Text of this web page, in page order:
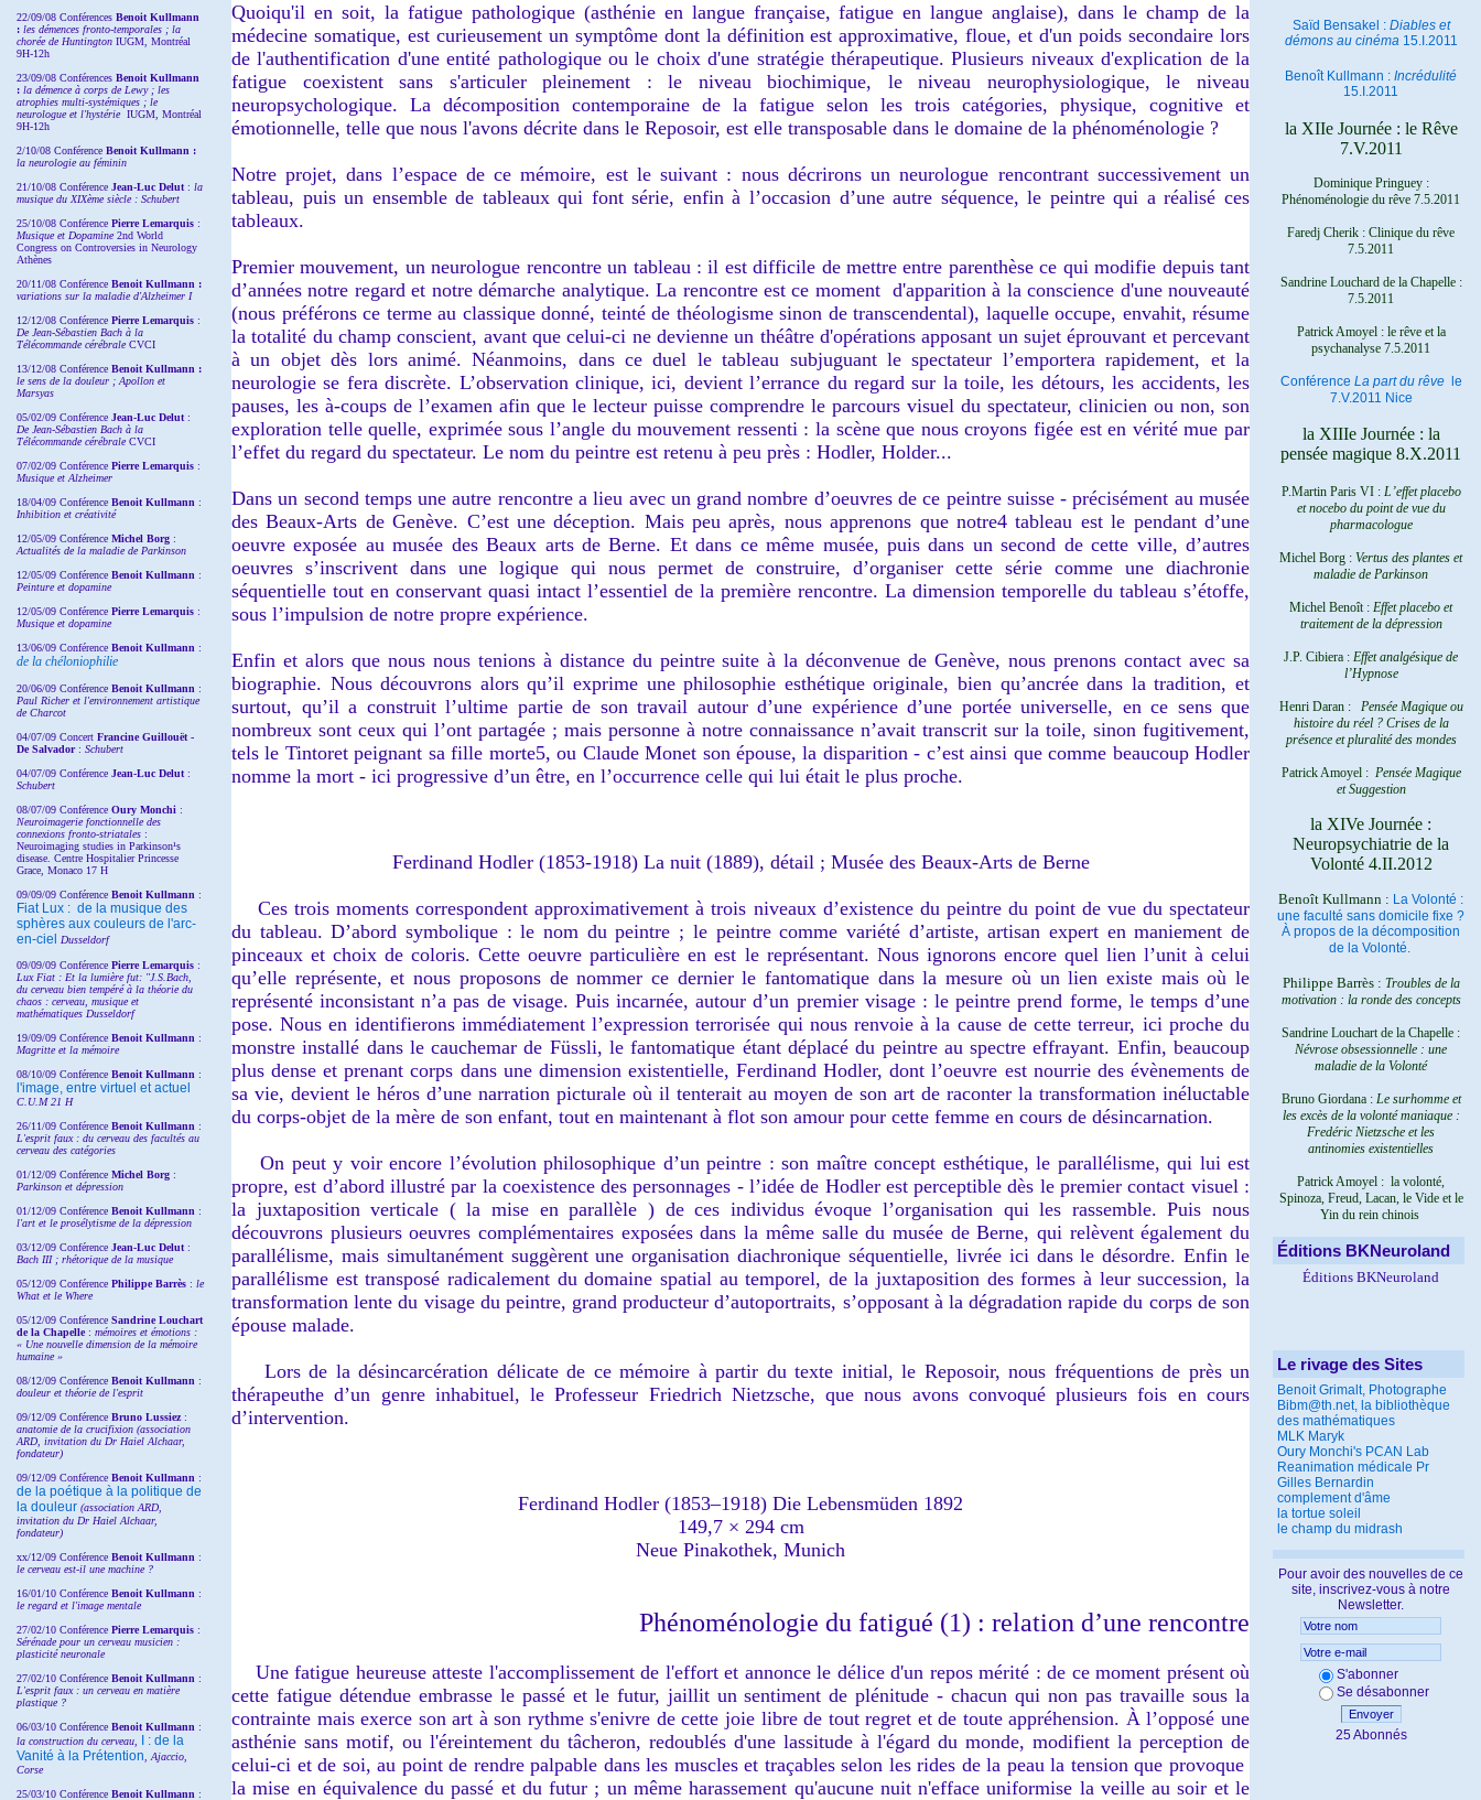
22/09/08 Conférences Benoit Kullmann
: les démences fronto-temporales ; la
chorée de Huntington IUGM, Montréal
9H-12h
23/09/08 Conférences Benoit Kullmann
: la démence à corps de Lewy ; les
atrophies multi-systémiques ; le
neurologue et l'hystérie IUGM, Montréal
9H-12h
2/10/08 Conférence Benoit Kullmann :
la neurologie au féminin
21/10/08 Conférence Jean-Luc Delut : la
musique du XIXème siècle : Schubert
25/10/08 Conférence Pierre Lemarquis :
Musique et Dopamine2nd World
Congress on Controversies in Neurology
Athènes
20/11/08 Conférence Benoit Kullmann :
variations sur la maladie d'Alzheimer I
12/12/08 Conférence Pierre Lemarquis :
De Jean-Sébastien Bach à la
Télécommande cérébraleCVCI
13/12/08 Conférence Benoit Kullmann :
le sens de la douleur ; Apollon et
Marsyas
05/02/09 Conférence Jean-Luc Delut :
De Jean-Sébastien Bach à la
Télécommande cérébraleCVCI
07/02/09 Conférence Pierre Lemarquis :
Musique et Alzheimer
18/04/09 Conférence Benoit Kullmann :
Inhibition et créativité
12/05/09 Conférence Michel Borg :
Actualités de la maladie de Parkinson
12/05/09 Conférence Benoit Kullmann :
Peinture et dopamine
12/05/09 Conférence Pierre Lemarquis :
Musique et dopamine
13/06/09 Conférence Benoit Kullmann :
de la chéloniophilie
20/06/09 Conférence Benoit Kullmann :
Paul Richer et l'environnement artistique
de Charcot
04/07/09 Concert Francine Guillouët -
De Salvador : Schubert
04/07/09 Conférence Jean-Luc Delut :
Schubert
08/07/09 Conférence Oury Monchi :
Neuroimagerie fonctionnelle des
connexions fronto-striatales :
Neuroimaging studies in Parkinson¹s
disease. Centre Hospitalier Princesse
Grace, Monaco 17 H
09/09/09 Conférence Benoit Kullmann :
Fiat Lux : de la musique des
sphères aux couleurs de l'arc-
en-ciel
Dusseldorf
09/09/09 Conférence Pierre Lemarquis :
Lux Fiat : Et la lumière fut: "J.S.Bach,
du cerveau bien tempéré à la théorie du
chaos : cerveau, musique et
mathématiques Dusseldorf
19/09/09 Conférence Benoit Kullmann :
Magritte et la mémoire
08/10/09 Conférence Benoit Kullmann :
l'image, entre virtuel et actuel
C.U.M 21 H
26/11/09 Conférence Benoit Kullmann :
L'esprit faux : du cerveau des facultés au
cerveau des catégories
01/12/09 Conférence Michel Borg :
Parkinson et dépression
01/12/09 Conférence Benoit Kullmann :
l'art et le prosélytisme de la dépression
03/12/09 Conférence Jean-Luc Delut :
Bach III ; rhétorique de la musique
05/12/09 Conférence Philippe Barrès : le
What et le Where
05/12/09 Conférence SandrineLouchart
de la Chapelle: mémoires et émotions :
« Une nouvelle dimension de la mémoire
humaine »
08/12/09 Conférence Benoit Kullmann :
douleur et théorie de l'esprit
09/12/09 Conférence Bruno Lussiez :
anatomie de la crucifixion (association
ARD, invitation du Dr Haiel Alchaar,
fondateur)
09/12/09 Conférence Benoit Kullmann :
de la poétique à la politique de
la douleur (association ARD,
invitation du Dr Haiel Alchaar,
fondateur)
xx/12/09 Conférence Benoit Kullmann :
le cerveau est-il une machine ?
16/01/10 Conférence Benoit Kullmann :
le regard et l'image mentale
27/02/10 Conférence Pierre Lemarquis :
Sérénade pour un cerveau musicien :
plasticité neuronale
27/02/10 Conférence Benoit Kullmann :
L'esprit faux : un cerveau en matière
plastique ?
06/03/10 Conférence Benoit Kullmann :
la construction du cerveau,
I : de la
Vanité à la Prétention , Ajaccio,
Corse
25/03/10 Conférence Benoit Kullmann :
Quoiqu'il en soit, la fatigue pathologique (asthénie en langue française, fatigue en langue anglaise), dans le champ de la
médecine somatique, est curieusement un symptôme dont la définition est approximative, floue, et d'un poids secondaire lors
de l'authentification d'une entité pathologique ou le choix d'une stratégie thérapeutique. Plusieurs niveaux d'explication de la
fatigue coexistent sans s'articuler pleinement : le niveau biochimique, le niveau neurophysiologique, le niveau
neuropsychologique. La décomposition contemporaine de la fatigue selon les trois catégories, physique, cognitive et
émotionnelle, telle que nous l'avons décrite dans le Reposoir, est elle transposable dans le domaine de la phénoménologie ?
Notre projet, dans l’espace de ce mémoire, est le suivant : nous décrirons un neurologue rencontrant successivement un
tableau, puis un ensemble de tableaux qui font série, enfin à l’occasion d’une autre séquence, le peintre qui a réalisé ces
tableaux.
Premier mouvement, un neurologue rencontre un tableau : il est difficile de mettre entre parenthèse ce qui modifie depuis tant
d’années notre regard et notre démarche analytique. La rencontre est ce moment d'apparition à la conscience d'une nouveauté
(nous préférons ce terme au classique donné, teinté de théologisme sinon de transcendental), laquelle occupe, envahit, résume
la totalité du champ conscient, avant que celui-ci ne devienne un théâtre d'opérations apposant un sujet éprouvant et percevant
à un objet dès lors animé. Néanmoins, dans ce duel le tableau subjuguant le spectateur l’emportera rapidement, et la
neurologie se fera discrète. L’observation clinique, ici, devient l’errance du regard sur la toile, les détours, les accidents, les
pauses, les à-coups de l’examen afin que le lecteur puisse comprendre le parcours visuel du spectateur, clinicien ou non, son
exploration telle quelle, exprimée sous l’angle du mouvement ressenti : la scène que nous croyons figée est en vérité mue par
l’effet du regard du spectateur. Le nom du peintre est retenu à peu près : Hodler, Holder...
Dans un second temps une autre rencontre a lieu avec un grand nombre d’oeuvres de ce peintre suisse - précisément au musée
des Beaux-Arts de Genève. C’est une déception. Mais peu après, nous apprenons que notre4 tableau est le pendant d’une
oeuvre exposée au musée des Beaux arts de Berne. Et dans ce même musée, puis dans un second de cette ville, d’autres
oeuvres s’inscrivent dans une logique qui nous permet de construire, d’organiser cette série comme une diachronie
séquentielle tout en conservant quasi intact l’essentiel de la première rencontre. La dimension temporelle du tableau s’étoffe,
sous l’impulsion de notre propre expérience.
Enfin et alors que nous nous tenions à distance du peintre suite à la déconvenue de Genève, nous prenons contact avec sa
biographie. Nous découvrons alors qu’il exprime une philosophie esthétique originale, bien qu’ancrée dans la tradition, et
surtout, qu’il a construit l’ultime partie de son travail autour d’une expérience d’une portée universelle, en ce sens que
nombreux sont ceux qui l’ont partagée ; mais personne à notre connaissance n’avait transcrit sur la toile, sinon fugitivement,
tels le Tintoret peignant sa fille morte5, ou Claude Monet son épouse, la disparition - c’est ainsi que comme beaucoup Hodler
nomme la mort - ici progressive d’un être, en l’occurrence celle qui lui était le plus proche.
Ferdinand Hodler (1853-1918) La nuit (1889), détail ; Musée des Beaux-Arts de Berne
Ces trois moments correspondent approximativement à trois niveaux d’existence du peintre du point de vue du spectateur
du tableau. D’abord symbolique : le nom du peintre ; le peintre comme variété d’artiste, artisan expert en maniement de
pinceaux et choix de coloris. Cette oeuvre particulière en est le représentant. Nous ignorons encore quel lien l’unit à celui
qu’elle représente, et nous proposons de nommer ce dernier le fantomatique dans la mesure où un lien existe mais où le
représenté inconsistant n’a pas de visage. Puis incarnée, autour d’un premier visage : le peintre prend forme, le temps d’une
pose. Nous en identifierons immédiatement l’expression terrorisée qui nous renvoie à la cause de cette terreur, ici proche du
monstre installé dans le cauchemar de Füssli, le fantomatique étant déplacé du peintre au spectre effrayant. Enfin, beaucoup
plus dense et prenant corps dans une dimension existentielle, Ferdinand Hodler, dont l’oeuvre est nourrie des évènements de
sa vie, devient le héros d’une narration picturale où il tenterait au moyen de son art de raconter la transformation inéluctable
du corps-objet de la mère de son enfant, tout en maintenant à flot son amour pour cette femme en cours de désincarnation.
On peut y voir encore l’évolution philosophique d’un peintre : son maître concept esthétique, le parallélisme, qui lui est
propre, est d’abord illustré par la coexistence des personnages - l’idée de Hodler est perceptible dès le premier contact visuel :
la juxtaposition verticale ( la mise en parallèle ) de ces individus évoque l’organisation qui les rassemble. Puis nous
découvrons plusieurs oeuvres complémentaires exposées dans la même salle du musée de Berne, qui relèvent également du
parallélisme, mais simultanément suggèrent une organisation diachronique séquentielle, livrée ici dans le désordre. Enfin le
parallélisme est transposé radicalement du domaine spatial au temporel, de la juxtaposition des formes à leur succession, la
transformation lente du visage du peintre, grand producteur d’autoportraits, s’opposant à la dégradation rapide du corps de son
épouse malade.
Lors de la désincarcération délicate de ce mémoire à partir du texte initial, le Reposoir, nous fréquentions de près un
thérapeuthe d’un genre inhabituel, le Professeur Friedrich Nietzsche, que nous avons convoqué plusieurs fois en cours
d’intervention.
Ferdinand Hodler (1853–1918) Die Lebensmüden 1892
149,7 × 294 cm
Neue Pinakothek, Munich
Phénoménologie du fatigué (1) : relation d’une rencontre
Une fatigue heureuse atteste l'accomplissement de l'effort et annonce le délice d'un repos mérité : de ce moment présent où
cette fatigue détendue embrasse le passé et le futur, jaillit un sentiment de plénitude - chacun qui non pas travaille sous la
contrainte mais exerce son art à son rythme s'enivre de cette joie libre de tout regret et de toute appréhension. À l’opposé une
asthénie sans motif, ou l'éreintement du tâcheron, redoublés d'une lassitude à l'égard du monde, modifient la perception de
celui-ci et de soi, au point de rendre palpable dans les muscles et traçables selon les rides de la peau la tension que provoque
la mise en équivalence du passé et du futur ; un même harassement qu'aucune nuit n'efface uniformise la veille au soir et le
Saïd Bensakel : Diables et
démons au cinéma 15.I.2011
Benoît Kullmann : Incrédulité
15.I.2011
la XIIe Journée : le Rêve
7.V.2011
Dominique Pringuey :
Phénoménologie du rêve 7.5.2011
Faredj Cherik : Clinique du rêve
7.5.2011
Sandrine Louchard de la Chapelle :
7.5.2011
Patrick Amoyel : le rêve et la
psychanalyse 7.5.2011
Conférence La part du rêve
le
7.V.2011 Nice
la XIIIe Journée : la
pensée magique 8.X.2011
P.Martin Paris VI : L’effet placebo
et nocebo du point de vue du
pharmacologue
Michel Borg : Vertus des plantes et
maladie de Parkinson
Michel Benoît : Effet placebo et
traitement de la dépression
J.P. Cibiera : Effet analgésique de
l’Hypnose
Henri Daran : Pensée Magique ou
histoire du réel ?Crises de la
présence et pluralité des mondes
Patrick Amoyel : Pensée Magique
et Suggestion
la XIVe Journée :
Neuropsychiatrie de la
Volonté 4.II.2012
Benoît Kullmann : La Volonté :
une faculté sans domicile fixe ?
À propos de la décomposition
de la Volonté.
Philippe Barrès : Troubles de la
motivation : la ronde des concepts
Sandrine Louchart de la Chapelle :
Névrose obsessionnelle : une
maladie de la Volonté
Bruno Giordana : Le surhomme et
les excès de la volonté maniaque :
Fredéric Nietzsche et les
antinomies existentielles
Patrick Amoyel : la volonté,
Spinoza, Freud, Lacan, le Vide et le
Yin du rein chinois
Éditions BKNeuroland
Éditions BKNeuroland
Le rivage des Sites
Benoit Grimalt, Photographe
Bibm@th.net, la bibliothèque
des mathématiques
MLK Maryk
Oury Monchi's PCAN Lab
Reanimation médicale Pr
Gilles Bernardin
complement d'âme
la tortue soleil
le champ du midrash
Pour avoir des nouvelles de ce
site, inscrivez-vous à notre
Newsletter.
S'abonner
Se désabonner
Envoyer
25 Abonnés